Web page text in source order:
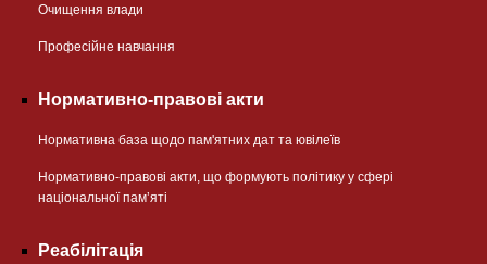
Очищення влади
Професійне навчання
Нормативно-правові акти
Нормативна база щодо пам'ятних дат та ювілеїв
Нормативно-правові акти, що формують політику у сфері
національної памʼяті
Реабілітація